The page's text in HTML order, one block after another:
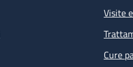
Visite
Cure